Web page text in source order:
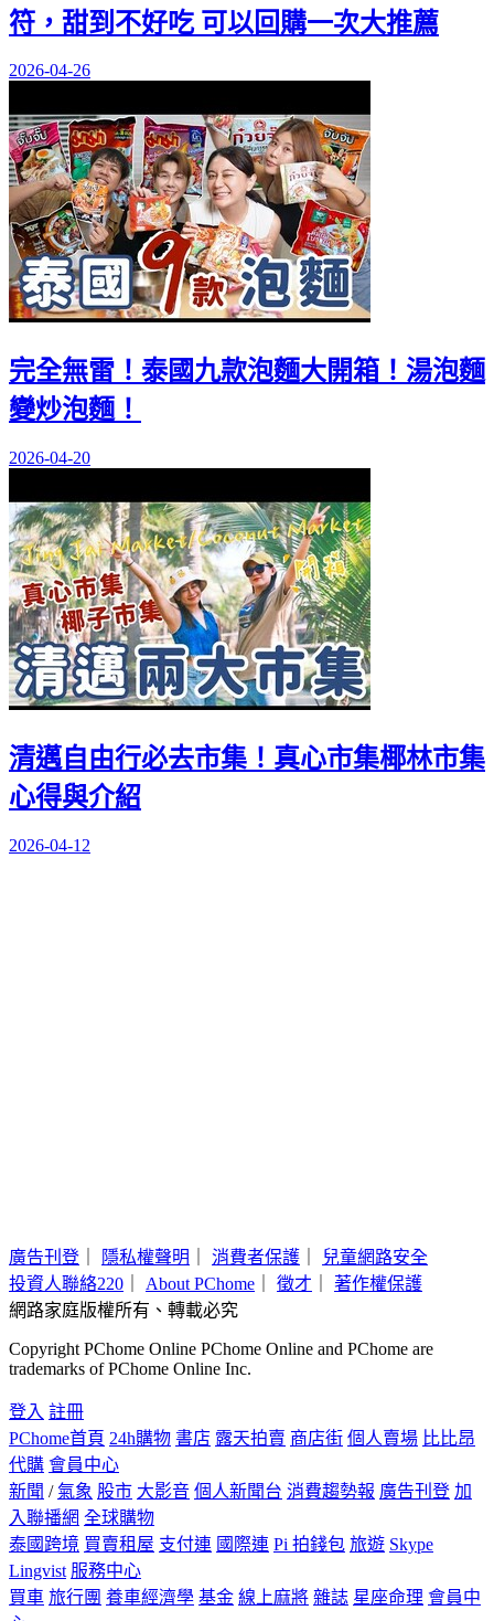
符，甜到不好吃 可以回購一次大推薦
2026-04-26
完全無雷！泰國九款泡麵大開箱！湯泡麵
變炒泡麵！
2026-04-20
清邁自由行必去市集！真心市集椰林市集
心得與介紹
2026-04-12
廣告刊登 隱私權聲明 消費者保護
兒童網路安全
投資人聯絡220
About PChome 徵才
著作權保護
網路家庭版權所有、轉載必究
Copyright PChome Online PChome Online and PChome are
trademarks of PChome Online Inc.
登入 註冊
PChome首頁 24h購物 書店 露天拍賣 商店街 個人賣場 比比昂
代購 會員中心
新聞 /氣象 股市 大影音 個人新聞台 消費趨勢報 廣告刊登 加
入聯播網 全球購物
泰國跨境 買賣租屋 支付連 國際連 Pi 拍錢包 旅遊 Skype
Lingvist 服務中心
買車 旅行團 養車經濟學 基金 線上麻將 雜誌 星座命理 會員中